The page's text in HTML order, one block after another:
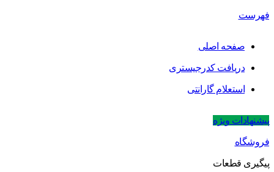
فهرست
صفحه اصلی
دریافت کدرجیستری
استعلام گارانتی
پیشنهادات ویژه
فروشگاه
پیگیری قطعات